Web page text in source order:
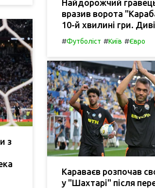
з
Найдорожчий
вразив ворота
10-й хвилині гри.
#Футболіст #Київ #Євро
Караваєв розпочав
у "Шахтарі" після